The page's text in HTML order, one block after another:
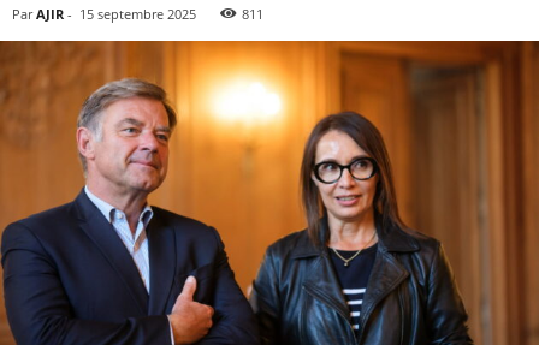
Par AJIR - 15 septembre 2025 811